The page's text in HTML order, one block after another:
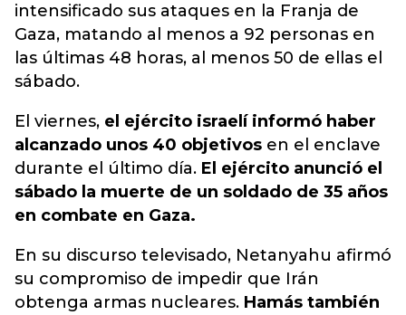
intensificado sus ataques en la Franja de
Gaza, matando al menos a 92 personas en
las últimas 48 horas, al menos 50 de ellas el
sábado.
El viernes, el ejército israelí informó haber
alcanzado unos 40 objetivos en el enclave
durante el último día. El ejército anunció el
sábado la muerte de un soldado de 35 años
en combate en Gaza.
En su discurso televisado, Netanyahu afirmó
su compromiso de impedir que Irán
obtenga armas nucleares. Hamás también